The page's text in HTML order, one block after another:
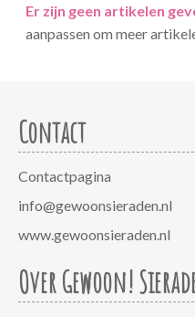
Er zijn geen artikelen
aanpassen om meer
Contact
Contactpagina
info@gewoonsieraden.nl
www.gewoonsieraden.nl
Over Gewoon!